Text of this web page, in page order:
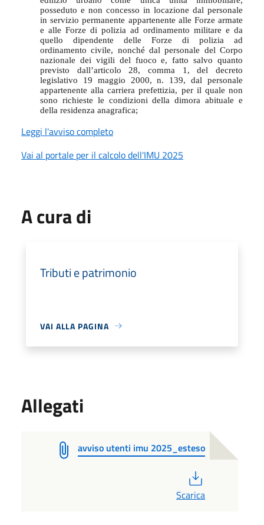
posseduto e non concesso in locazione dal personale
in servizio permanente appartenente alle Forze armate
e alle Forze di polizia ad ordinamento militare e da
quello dipendente delle Forze di polizia ad
ordinamento civile, nonché dal personale del Corpo
nazionale dei vigili del fuoco e, fatto salvo quanto
previsto dall’articolo 28, comma 1, del decreto
legislativo 19 maggio 2000, n. 139, dal personale
appartenente alla carriera prefettizia, per il quale non
sono richieste le condizioni della dimora abituale e
della residenza anagrafica;
Leggi l'avviso completo
Vai al portale per il calcolo dell'IMU 2025
A cura di
Tributi e patrimonio
VAI ALLA PAGINA
Allegati
avviso utenti imu 2025_esteso
Scarica